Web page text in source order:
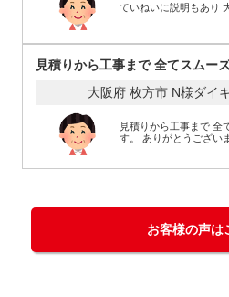
ていねいに説明もあり
見積りから工事まで 全てスムー
大阪府 枚方市 N様ダイ
見積りから工事まで 全
す。 ありがとうござい
お客様の声は